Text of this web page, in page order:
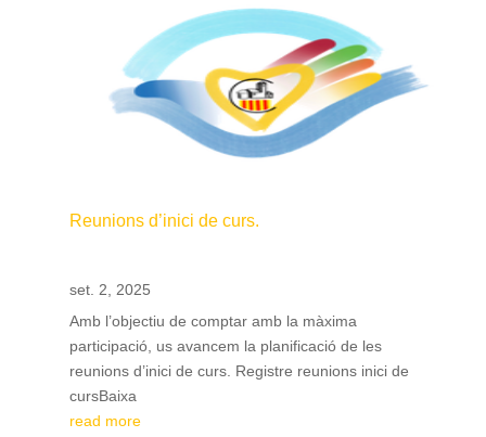
Reunions d’inici de curs.
set. 2, 2025
Amb l’objectiu de comptar amb la màxima
participació, us avancem la planificació de les
reunions d’inici de curs. Registre reunions inici de
cursBaixa
read more